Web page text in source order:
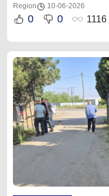
Region 10-06-2026
0 0 1116